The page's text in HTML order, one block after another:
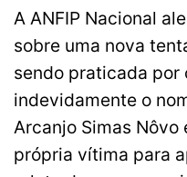
A ANFIP Nacional
sobre uma nova
sendo praticada
indevidamente o
Arcanjo Simas Nôvo
própria vítima para